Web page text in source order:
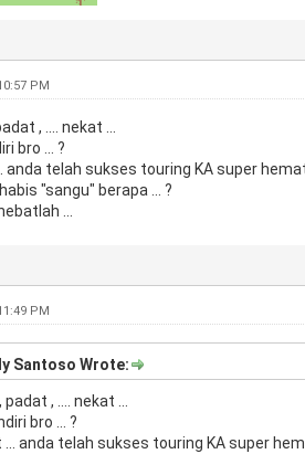
PM
, .... nekat ...
bro ... ?
anda telah sukses touring KA super
"sangu" berapa ... ?
...
PM
Santoso Wrote:
, .... nekat ...
bro ... ?
anda telah sukses touring KA super